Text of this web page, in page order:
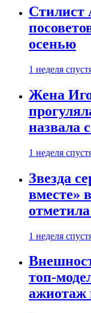
Стилист
осенью
1 неделя
Жена
назвала
1 неделя
Звезда
вместе»
1 неделя
топ-
ажиотаж